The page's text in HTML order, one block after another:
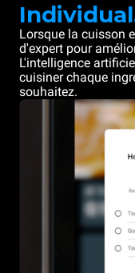
Lorsque la cuisson
d'expert pour
L'intelligence
cuisiner chaque
souhaitez.